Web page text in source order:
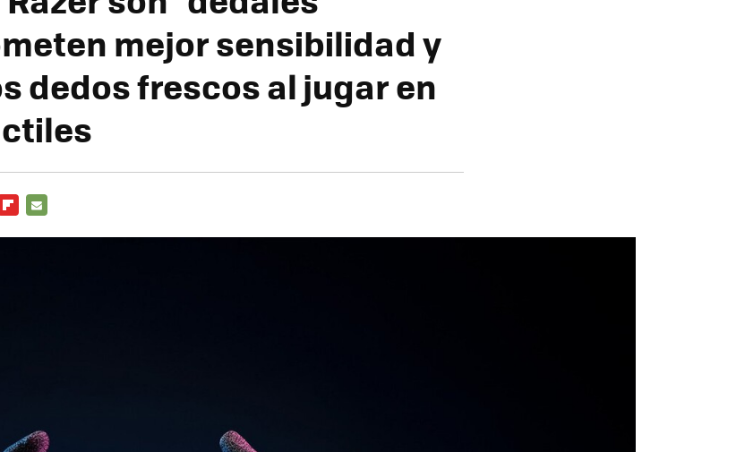
mejor sensibilidad y
dedos frescos al jugar en